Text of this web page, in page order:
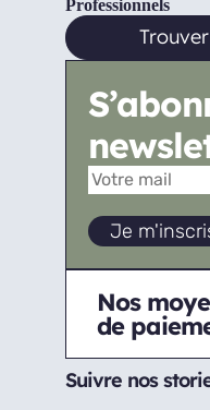
Professionnels
Nos
de
Suivre nos